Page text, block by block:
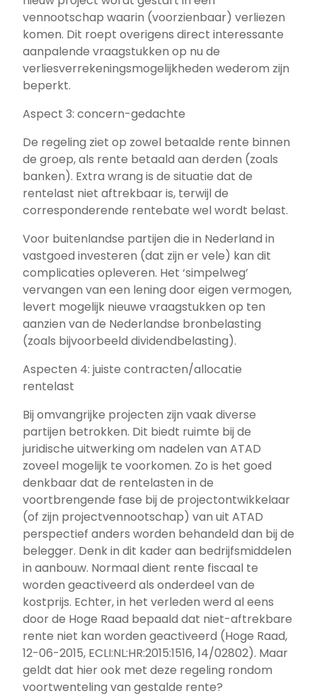
vennootschap waarin (voorzienbaar) verliezen
komen. Dit roept overigens direct interessante
aanpalende vraagstukken op nu de
verliesverrekeningsmogelijkheden wederom zijn
beperkt.
Aspect 3: concern-gedachte
De regeling ziet op zowel betaalde rente binnen
de groep, als rente betaald aan derden (zoals
banken). Extra wrang is de situatie dat de
rentelast niet aftrekbaar is, terwijl de
corresponderende rentebate wel wordt belast.
Voor buitenlandse partijen die in Nederland in
vastgoed investeren (dat zijn er vele) kan dit
complicaties opleveren. Het ‘simpelweg’
vervangen van een lening door eigen vermogen,
levert mogelijk nieuwe vraagstukken op ten
aanzien van de Nederlandse bronbelasting
(zoals bijvoorbeeld dividendbelasting).
Aspecten 4: juiste contracten/allocatie
rentelast
Bij omvangrijke projecten zijn vaak diverse
partijen betrokken. Dit biedt ruimte bij de
juridische uitwerking om nadelen van ATAD
zoveel mogelijk te voorkomen. Zo is het goed
denkbaar dat de rentelasten in de
voortbrengende fase bij de projectontwikkelaar
(of zijn projectvennootschap) van uit ATAD
perspectief anders worden behandeld dan bij de
belegger. Denk in dit kader aan bedrijfsmiddelen
in aanbouw. Normaal dient rente fiscaal te
worden geactiveerd als onderdeel van de
kostprijs. Echter, in het verleden werd al eens
door de Hoge Raad bepaald dat niet-aftrekbare
rente niet kan worden geactiveerd (Hoge Raad,
12-06-2015, ECLI:NL:HR:2015:1516, 14/02802). Maar
geldt dat hier ook met deze regeling rondom
voortwenteling van gestalde rente?